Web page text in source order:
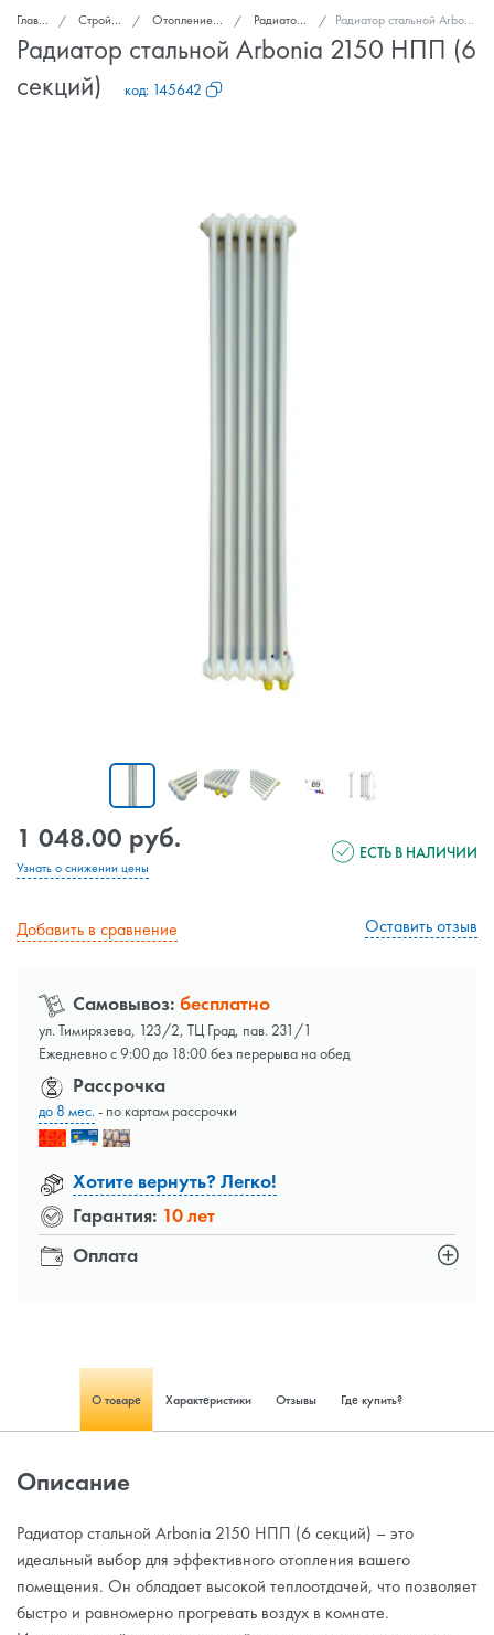
Главная Стройка и ремонт Отопление, теплоизоляция Радиаторы отопления Радиатор стальной Arbonia 2150 НПП (6 секций)
Радиатор стальной Arbonia 2150 НПП (6
секций)
код: 145642
1 048.00 руб.
Узнать о снижении цены
ЕСТЬ В НАЛИЧИИ
Добавить в сравнение Оставить отзыв
Самовывоз: бесплатно
ул. Тимирязева, 123/2, ТЦ Град, пав. 231/1
Ежедневно с 9:00 до 18:00 без перерыва на обед
Оплата
Рассрочка
до 8 мес. - по картам рассрочки
Хотите вернуть? Легко!
Гарантия: 10 лет
О товаре Характеристики Отзывы Где купить?
Описание
Радиатор стальной Arbonia 2150 НПП (6 секций) – это
идеальный выбор для эффективного отопления вашего
помещения. Он обладает высокой теплоотдачей, что позволяет
быстро и равномерно прогревать воздух в комнате.